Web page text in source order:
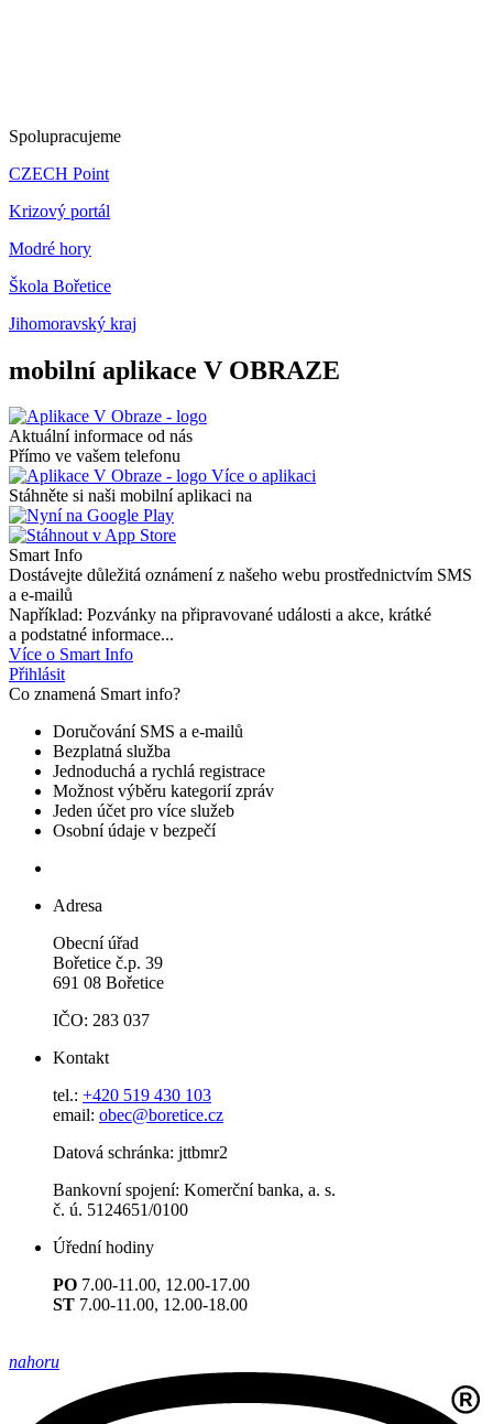
Spolupracujeme
CZECH Point
Krizový portál
Modré hory
Škola Bořetice
Jihomoravský kraj
mobilní aplikace V OBRAZE
Aktuální informace od nás
Přímo ve vašem telefonu
Více o aplikaci
Stáhněte si naši mobilní aplikaci na
Smart Info
Dostávejte důležitá oznámení z našeho webu prostřednictvím SMS
a e-mailů
Například: Pozvánky na připravované události a akce, krátké
a podstatné informace...
Více o Smart Info
Přihlásit
Co znamená Smart info?
Doručování SMS a e-mailů
Bezplatná služba
Jednoduchá a rychlá registrace
Možnost výběru kategorií zpráv
Jeden účet pro více služeb
Osobní údaje v bezpečí
Adresa
Obecní úřad
Bořetice č.p. 39
691 08 Bořetice
IČO: 283 037
Kontakt
tel.: +420 519 430 103
email: obec@boretice.cz
Datová schránka: jttbmr2
Bankovní spojení: Komerční banka, a. s.
č. ú. 5124651/0100
Úřední hodiny
PO 7.00-11.00, 12.00-17.00
ST 7.00-11.00, 12.00-18.00
nahoru